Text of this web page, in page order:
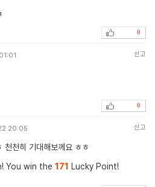
0
신고
0
20:05 신고
천천히 기대해보께요 ㅎㅎ
You win the 171 Lucky Point!